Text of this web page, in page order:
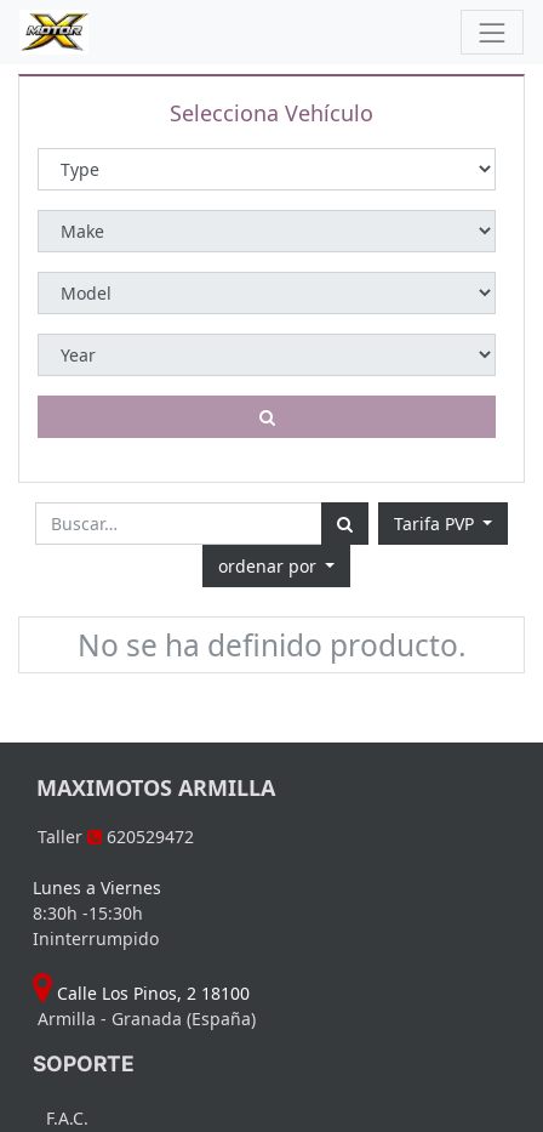
Selecciona Vehículo
Tarifa PVP
ordenar por
No se ha definido producto.
MAXIMOTOS ARMILLA
Taller 620529472
Lunes a Viernes
8:30h -15:30h
Ininterrumpido
Calle Los Pinos, 2 18100
Armilla - Granada (España)
SOPORTE
F.A.C.